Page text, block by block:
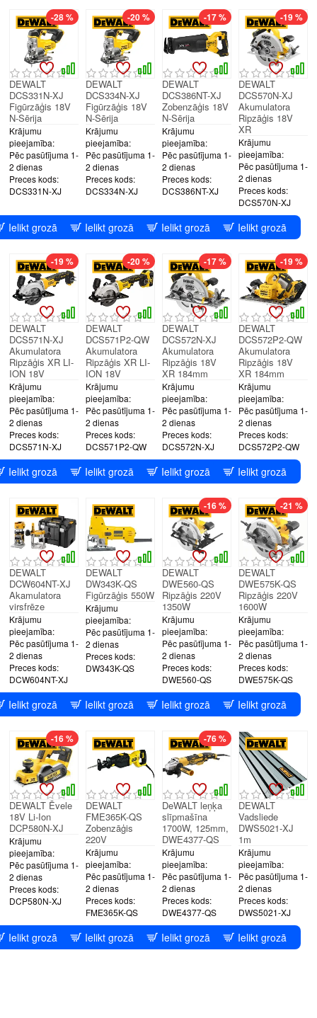
-28 %
Krājumu
pieejamība:
Pēc pasūtījuma 1-
2 dienas
Preces kods:
DCS331N-XJ
DEWALT
DCS331N-XJ
Figūrzāģis 18V
N-Sērija
Ielikt grozā
-20 %
Krājumu
pieejamība:
Pēc pasūtījuma 1-
2 dienas
Preces kods:
DCS334N-XJ
DEWALT
DCS334N-XJ
Figūrzāģis 18V
N-Sērija
Ielikt grozā
-17 %
Krājumu
pieejamība:
Pēc pasūtījuma 1-
2 dienas
Preces kods:
DCS386NT-XJ
DEWALT
DCS386NT-XJ
Zobenzāģis 18V
N-Sērija
Ielikt grozā
-19 %
Krājumu
pieejamība:
Pēc pasūtījuma 1-
2 dienas
Preces kods:
DCS570N-XJ
DEWALT
DCS570N-XJ
Akumulatora
Ripzāģis 18V
XR
Ielikt grozā
-19 %
Krājumu
pieejamība:
Pēc pasūtījuma 1-
2 dienas
Preces kods:
DCS571N-XJ
DEWALT
DCS571N-XJ
Akumulatora
Ripzāģis XR LI-
ION 18V
Ielikt grozā
-20 %
Krājumu
pieejamība:
Pēc pasūtījuma 1-
2 dienas
Preces kods:
DCS571P2-QW
DEWALT
DCS571P2-QW
Akumulatora
Ripzāģis XR LI-
ION 18V
Ielikt grozā
-17 %
Krājumu
pieejamība:
Pēc pasūtījuma 1-
2 dienas
Preces kods:
DCS572N-XJ
DEWALT
DCS572N-XJ
Akumulatora
Ripzāģis 18V
XR 184mm
Ielikt grozā
-19 %
Krājumu
pieejamība:
Pēc pasūtījuma 1-
2 dienas
Preces kods:
DCS572P2-QW
DEWALT
DCS572P2-QW
Akumulatora
Ripzāģis 18V
XR 184mm
Ielikt grozā
Krājumu
pieejamība:
Pēc pasūtījuma 1-
2 dienas
Preces kods:
DCW604NT-XJ
DEWALT
DCW604NT-XJ
Akamulatora
virsfrēze
Ielikt grozā
Krājumu
pieejamība:
Pēc pasūtījuma 1-
2 dienas
Preces kods:
DW343K-QS
DEWALT
DW343K-QS
Figūrzāģis 550W
Ielikt grozā
-16 %
Krājumu
pieejamība:
Pēc pasūtījuma 1-
2 dienas
Preces kods:
DWE560-QS
DEWALT
DWE560-QS
Ripzāģis 220V
1350W
Ielikt grozā
-21 %
Krājumu
pieejamība:
Pēc pasūtījuma 1-
2 dienas
Preces kods:
DWE575K-QS
DEWALT
DWE575K-QS
Ripzāģis 220V
1600W
Ielikt grozā
-16 %
Krājumu
pieejamība:
Pēc pasūtījuma 1-
2 dienas
Preces kods:
DCP580N-XJ
DEWALT Ēvele
18V Li-Ion
DCP580N-XJ
Ielikt grozā
Krājumu
pieejamība:
Pēc pasūtījuma 1-
2 dienas
Preces kods:
FME365K-QS
DEWALT
FME365K-QS
Zobenzāģis
220V
Ielikt grozā
-76 %
Krājumu
pieejamība:
Pēc pasūtījuma 1-
2 dienas
Preces kods:
DWE4377-QS
DeWALT leņķa
slīpmašīna
1700W, 125mm,
DWE4377-QS
Ielikt grozā
Krājumu
pieejamība:
Pēc pasūtījuma 1-
2 dienas
Preces kods:
DWS5021-XJ
DEWALT
Vadsliede
DWS5021-XJ
1m
Ielikt grozā